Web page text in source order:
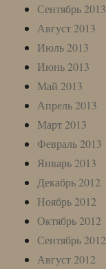
Сентябрь 2013
Август 2013
Июль 2013
Июнь 2013
Май 2013
Апрель 2013
Март 2013
Февраль 2013
Январь 2013
Декабрь 2012
Ноябрь 2012
Октябрь 2012
Сентябрь 2012
Август 2012